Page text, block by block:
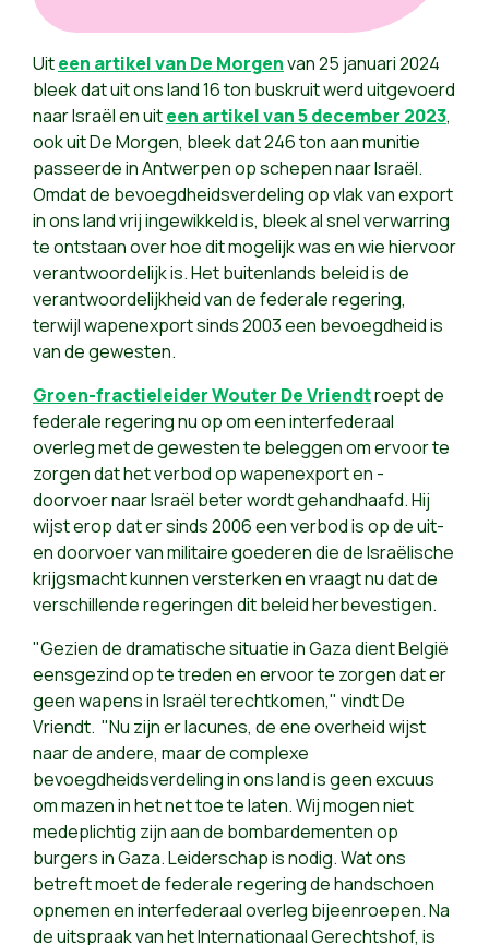
Uiteen artikel van De Morgenvan 25 januari 2024
bleek dat uit ons land 16 ton buskruit werd uitgevoerd
naar Israël en uiteen artikel van 5 december 2023,
ook uit De Morgen, bleek dat 246 ton aan munitie
passeerde in Antwerpen op schepen naar Israël.
Omdat de bevoegdheidsverdeling op vlak van export
in ons land vrij ingewikkeld is, bleek al snel verwarring
te ontstaan over hoe dit mogelijk was en wie hiervoor
verantwoordelijk is. Het buitenlands beleid is de
verantwoordelijkheid van de federale regering,
terwijl wapenexport sinds 2003 een bevoegdheid is
van de gewesten.
Groen-fractieleider Wouter De Vriendtroept de
federale regering nu op om een interfederaal
overleg met de gewesten te beleggen om ervoor te
zorgen dat het verbod op wapenexport en -
doorvoer naar Israël beter wordt gehandhaafd. Hij
wijst erop dat er sinds 2006 een verbod is op de uit-
en doorvoer van militaire goederen die de Israëlische
krijgsmacht kunnen versterken en vraagt nu dat de
verschillende regeringen dit beleid herbevestigen.
"Gezien de dramatische situatie in Gaza dient België
eensgezind op te treden en ervoor te zorgen dat er
geen wapens in Israël terechtkomen," vindt De
Vriendt. "Nu zijn er lacunes, de ene overheid wijst
naar de andere, maar de complexe
bevoegdheidsverdeling in ons land is geen excuus
om mazen in het net toe te laten. Wij mogen niet
medeplichtig zijn aan de bombardementen op
burgers in Gaza. Leiderschap is nodig. Wat ons
betreft moet de federale regering de handschoen
opnemen en interfederaal overleg bijeenroepen. Na
de uitspraak van het Internationaal Gerechtshof, is